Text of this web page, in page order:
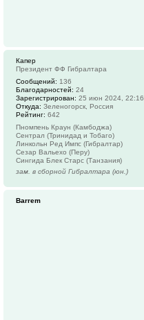
Капер
Президент ФФ Гибралтара
Сообщений: 136
Благодарностей: 24
Зарегистрирован: 25 июн 2024, 22:16
Откуда: Зеленогорск, Россия
Рейтинг: 642
Пномпень Краун (Камбоджа)
Сентрал (Тринидад и Тобаго)
Линкольн Ред Импс (Гибралтар)
Сезар Вальехо (Перу)
Сингида Блек Старс (Танзания)
зам. в сборной Гибралтара (юн.)
Barrem